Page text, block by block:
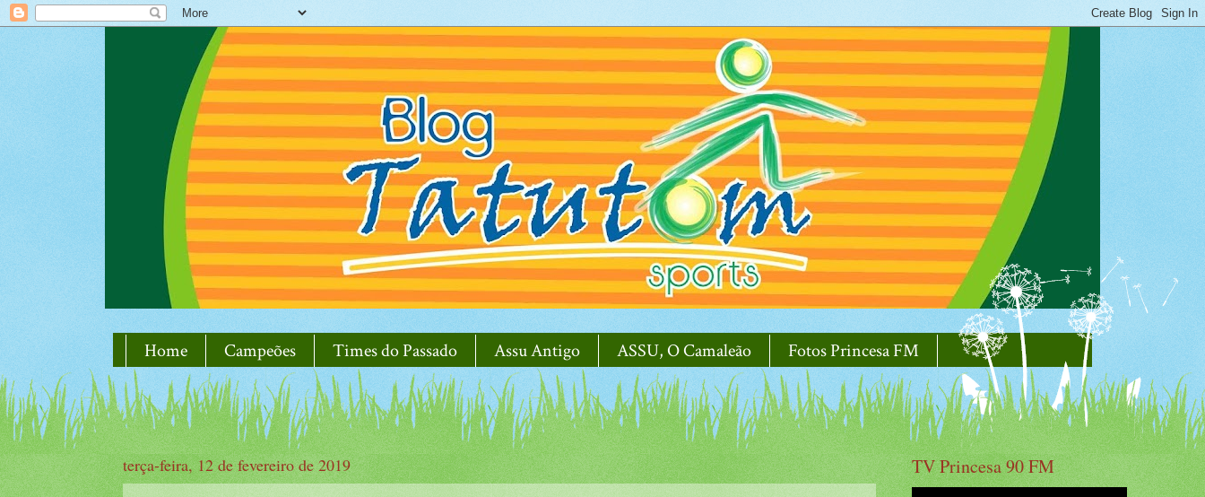
Home Campeões Times do Passado Assu Antigo ASSU, O Camaleão Fotos Princesa FM
terça-feira, 12 de fevereiro de 2019 TV Princesa 90 FM